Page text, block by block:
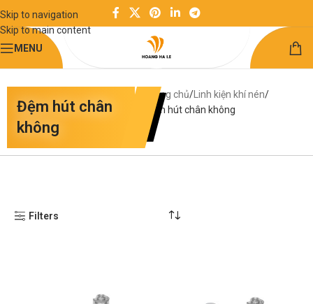
Skip to navigation
Skip to main content
MENU
Đệm hút chân
không
Trang chủ Linh kiện khí nén
Đệm hút chân không
Filters